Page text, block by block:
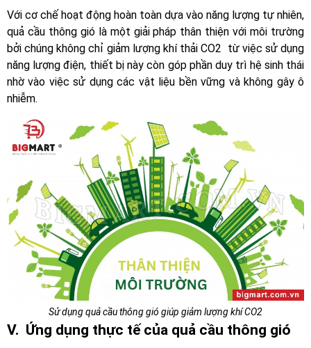
Với cơ chế hoạt động hoàn toàn dựa vào năng lượng tự nhiên,
quả cầu thông gió là một giải pháp thân thiện với môi trường
bởi chúng không chỉ giảm lượng khí thải CO2 từ việc sử dụng
năng lượng điện, thiết bị này còn góp phần duy trì hệ sinh thái
nhờ vào việc sử dụng các vật liệu bền vững và không gây ô
nhiễm.
Sử dụng quả cầu thông gió giúp giảm lượng khí CO2
V. Ứng dụng thực tế của quả cầu thông gió